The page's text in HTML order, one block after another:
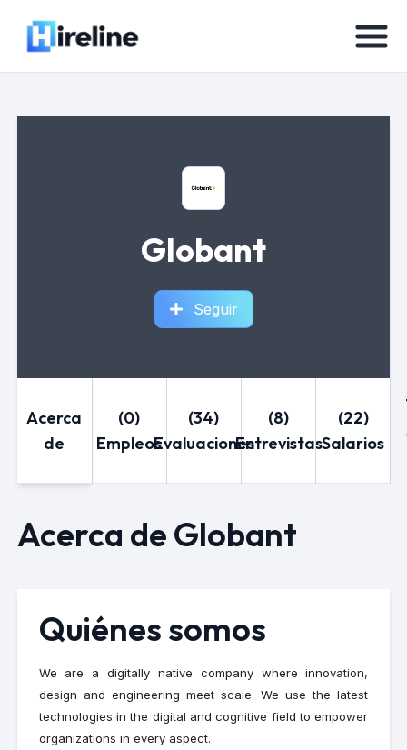
Globant
Seguir
Acerca
de
(0)
Empleos
(34)
Evaluaciones
(8)
Entrevistas
(22)
Salarios
Acerca de Globant
Quiénes somos
We are a digitally native company where innovation,
design and engineering meet scale. We use the latest
technologies in the digital and cognitive field to empower
organizations in every aspect.